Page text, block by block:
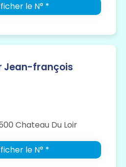
le N° *
Jean-françois
Chateau Du Loir
le N° *